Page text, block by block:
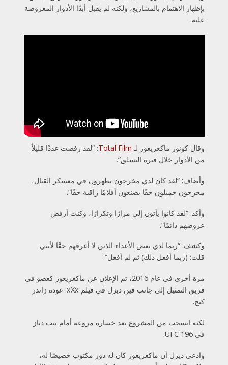
بإظهار الاهتمام بالمشاريع، ولكنه لم يقبل أبدًا الأدوار المعروضة
عليه.
وقال كونور ماكغريغور لـ Total Film: “لقد رفضت عددًا قليلاً
من الأدوار خلال فترة التسلق”.
وأضاف: “لقد كان لدي مخرجون يظهرون في معسكر القتال،
مخرجون جميلون حقًا يصنعون أفلامًا راقية حقًا”.
وأكد: “لقد كانوا يأتون إلي مرارًا وتكرارًا، وكنت أرفض
عروضهم دائمًا”.
وكشف: “ربما لدي بعض الأعداء الذين لا أعرفهم حقًا لأنني
قلت: (ربما أفعل ذلك) ثم لم أفعل”.
مرة أخرى في عام 2016، تم الإعلان عن ماكغريغور كعضو في
فريق التمثيل إلى جانب فين ديزل في فيلم xXx: عودة زاندر
كيج.
لكنه انسحب من المشروع بعد خسارة مروعة أمام نيت دياز
في UFC 196.
وادعى ديزل أن ماكغريغور كان له دور مكتوب خصيصًا له،